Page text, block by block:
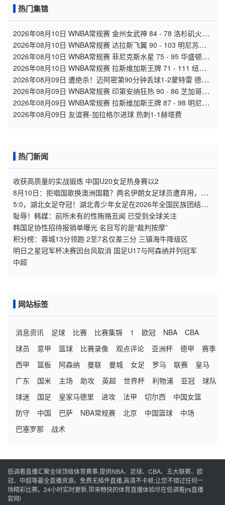
热门集锦
2026年08月10日 WNBA常规赛 金州女武神 84 - 78 洛杉矶火花
全场集锦
2026年08月10日 WNBA常规赛 达拉斯飞翼 90 - 103 明尼苏达
山猫 全场集锦
2026年08月10日 WNBA常规赛 菲尼克斯水星 75 - 95 华盛顿神
秘人 全场集锦
2026年08月10日 WNBA常规赛 拉斯维加斯王牌 71 - 111 纽约
自由人 全场集锦
2026年08月09日 遭绝杀！迈阿密第90分钟丢球1-2蒙特雷 德保
罗破门展示梅西球衣
2026年08月09日 WNBA常规赛 印第安纳狂热 90 - 86 芝加哥天
空 全场集锦
2026年08月09日 WNBA常规赛 拉斯维加斯王牌 87 - 98 明尼苏
达山猫 全场集锦
2026年08月09日 友谊赛-加拉格尔进球 热刺1-1赫塔费
热门新闻
收获高质量的实战锻炼 中国U20女足热身赛以2
8月10日：拒唱国歌换澳洲国籍？两名伊朗女足球员遭弃用，这
波操作亏大了！
5:0，湖北女足夺冠！湖北青少年女足在2026年全国民族团结友
谊赛夺魁
耻辱！韩媒：前所未有的性贿赂丑闻 已受到全球关注
韩国足协性招待报销单曝光 名目写的是“裁判按摩”
积分榜：蓉城13分领跑 2至7名仅差三分 三镇海牛降级区
明日之星冠军杯决赛因台风取消 国足U17与阿森纳并列冠军
中超
网站标签
消息资讯 足球 比赛 比赛集锦 1 欧冠 NBA
CBA
球员
意甲 篮球 比赛录像 观点评论 亚洲杯 德甲
赛季
西甲
篮板 阿森纳 曼联 曼城 女足 罗马 联赛
皇马
广东
国米 主场 助攻 英超 世界杯 利物浦 亚冠
球队
球迷
国足 皇家马德里 进攻 法甲 切尔西
中国女篮
防守
中国 巴萨 NBA常规赛 北京 中国篮球
中场
巴塞罗那
战术
低调看直播汇聚全球顶级体育赛事,提供NBA、足球、CBA、五大联赛、欧
冠、中超等最全直播资源。免费无插件直播,高清不卡顿,让您不错过任何一
场精彩比赛。24小时实时更新,带来畅快的体育直播体验尽在低调看jrs直播
官网!